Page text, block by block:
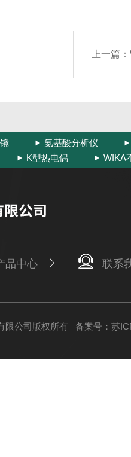
上一篇：
氨基酸分析仪
K型热电偶 WIKA
品中心 联系
限公司版权所有 备案号：苏